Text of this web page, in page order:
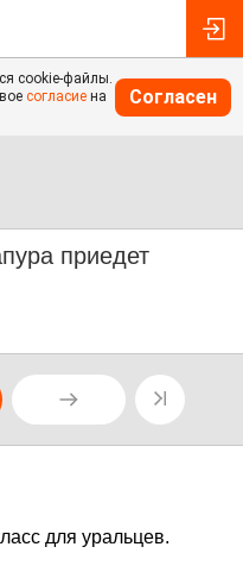
cookie-файлы.
согласие на
Согласен
приедет
для уральцев.